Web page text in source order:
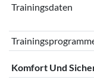
Trainingsdaten
Komfort Und